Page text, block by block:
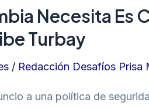
Necesita Es
Turbay
/ Redacción Desafíos Prisa
a una política de